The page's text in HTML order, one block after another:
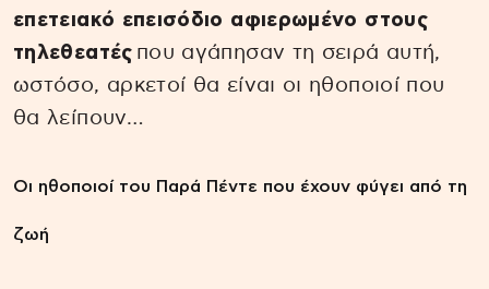
επετειακό επεισόδιο αφιερωμένο στους
τηλεθεατές που αγάπησαν τη σειρά αυτή,
ωστόσο, αρκετοί θα είναι οι ηθοποιοί που
θα λείπουν…
Οι ηθοποιοί του Παρά Πέντε που έχουν φύγει από τη
ζωή